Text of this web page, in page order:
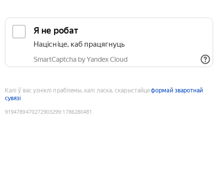
Я не робат
Націсніце, каб працягнуць
SmartCaptcha by Yandex Cloud
Калі ў вас узніклі праблемы, калі ласка, скарыстайцеформай зваротнай
сувязі
9194789470272903299:1786280481